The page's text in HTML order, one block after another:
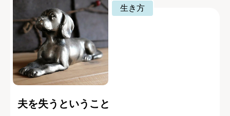
生き方
夫を失うということ